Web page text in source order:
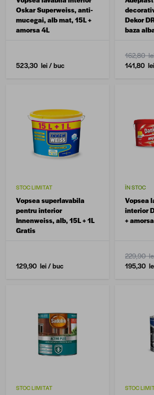
Oskar Superweiss, anti-
mucegai, alb mat, 15L +
amorsa 4L
523,30 lei/ buc
Dekor
baza
162,80
141,80 lei
STOC LIMITAT
Vopsea superlavabila
pentru interior
Innenweiss, alb, 15L + 1L
Gratis
129,90 lei/ buc
ÎN STOC
Vopsea
interior
+
229,90
195,30
STOC LIMITAT STOC